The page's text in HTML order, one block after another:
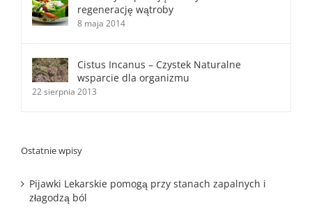
regenerację wątroby
8 maja 2014
Cistus Incanus – Czystek Naturalne
wsparcie dla organizmu
22 sierpnia 2013
Ostatnie wpisy
Pijawki Lekarskie pomogą przy stanach zapalnych i
złagodzą ból